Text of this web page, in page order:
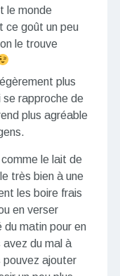
le monde
ce goût un peu
le trouve
plus
rapproche de
plus agréable
comme le lait de
très bien à une
les boire frais
en verser
du matin pour en
du mal à
ajouter